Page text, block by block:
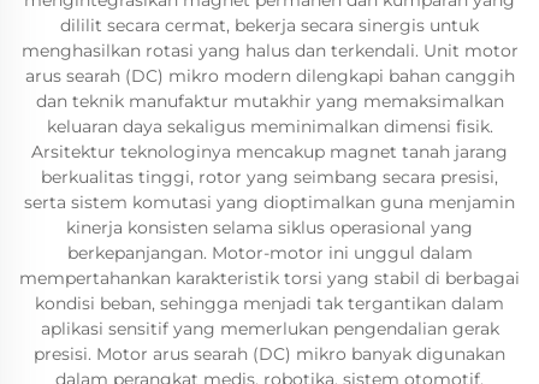
dililit secara cermat, bekerja secara sinergis untuk
menghasilkan rotasi yang halus dan terkendali. Unit motor
arus searah (DC) mikro modern dilengkapi bahan canggih
dan teknik manufaktur mutakhir yang memaksimalkan
keluaran daya sekaligus meminimalkan dimensi fisik.
Arsitektur teknologinya mencakup magnet tanah jarang
berkualitas tinggi, rotor yang seimbang secara presisi,
serta sistem komutasi yang dioptimalkan guna menjamin
kinerja konsisten selama siklus operasional yang
berkepanjangan. Motor-motor ini unggul dalam
mempertahankan karakteristik torsi yang stabil di berbagai
kondisi beban, sehingga menjadi tak tergantikan dalam
aplikasi sensitif yang memerlukan pengendalian gerak
presisi. Motor arus searah (DC) mikro banyak digunakan
dalam perangkat medis, robotika, sistem otomotif,